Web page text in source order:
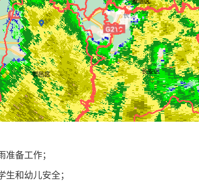
备工作；
和幼儿安全；